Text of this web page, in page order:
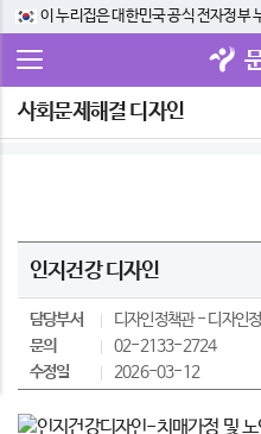
이 누리집은 대한민국 공식 전자정부
사회문제해결 디자인
인지건강 디자인
담당부서 디자인정책관
디자인
문의
02-2133-2724
수정일
2026-03-12